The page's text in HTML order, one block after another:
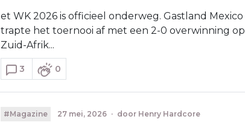
et WK 2026 is officieel onderweg. Gastland Mexico
trapte het toernooi af met een 2-0 overwinning op
Zuid-Afrik...
3 0
#Magazine 27 mei, 2026 · door Henry Hardcore